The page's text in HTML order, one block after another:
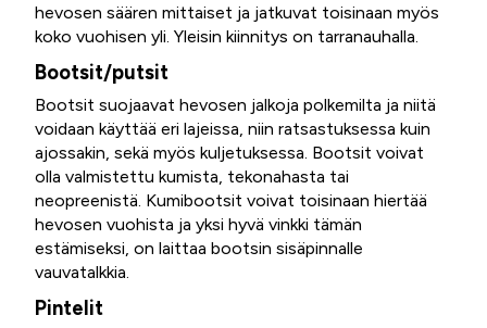
hevosen säären mittaiset ja jatkuvat toisinaan myös
koko vuohisen yli. Yleisin kiinnitys on tarranauhalla.
Bootsit/putsit
Bootsit suojaavat hevosen jalkoja polkemilta ja niitä
voidaan käyttää eri lajeissa, niin ratsastuksessa kuin
ajossakin, sekä myös kuljetuksessa. Bootsit voivat
olla valmistettu kumista, tekonahasta tai
neopreenistä. Kumibootsit voivat toisinaan hiertää
hevosen vuohista ja yksi hyvä vinkki tämän
estämiseksi, on laittaa bootsin sisäpinnalle
vauvatalkkia.
Pintelit